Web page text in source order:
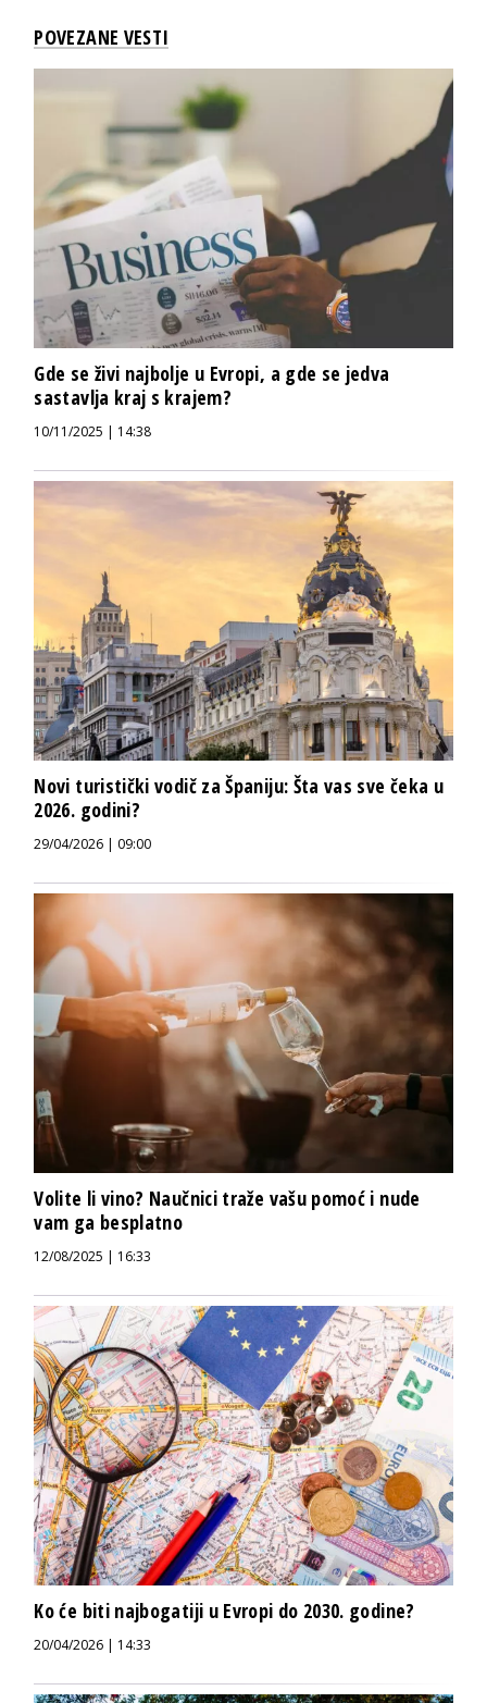
POVEZANE VESTI
Gde se živi najbolje u Evropi, a gde se jedva
sastavlja kraj s krajem?
10/11/2025 | 14:38
Novi turistički vodič za Španiju: Šta vas sve čeka u
2026. godini?
29/04/2026 | 09:00
Volite li vino? Naučnici traže vašu pomoć i nude
vam ga besplatno
12/08/2025 | 16:33
Ko će biti najbogatiji u Evropi do 2030. godine?
20/04/2026 | 14:33